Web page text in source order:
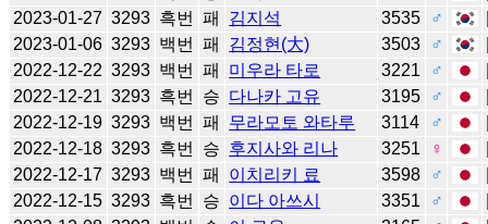
2023-01-27 3293 흑번 패 김지석 3535 ♂
2023-01-06 3293 백번 패 김정현(大) 3503 ♂
2022-12-22 3293 백번 패 미우라 타로 3221 ♂
2022-12-21 3293 흑번 승 다나카 고유 3195 ♂
2022-12-19 3293 백번 패 무라모토 와타루 3114 ♂
2022-12-18 3293 흑번 승 후지사와 리나 3251 ♀
2022-12-17 3293 백번 패 이치리키 료 3598 ♂
2022-12-15 3293 흑번 승 이다 아쓰시 3351 ♂